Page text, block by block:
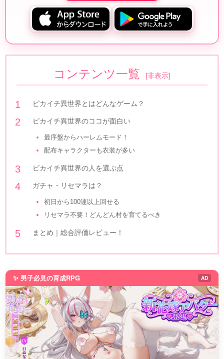
コンテンツ一覧 [非表示]
ピカイチ異世界とはどんなゲーム？
ピカイチ異世界のココが面白い
最序盤からハーレムモード！
配布キャラクターも衣装が多い
ピカイチ異世界の人を選ぶ点
ガチャ・リセマラは？
初日から100連以上回せる
リセマラ不要！どんどん村を育てるべき
まとめ｜総合評価レビュー！
✨ 男子必見の育成RPG AD